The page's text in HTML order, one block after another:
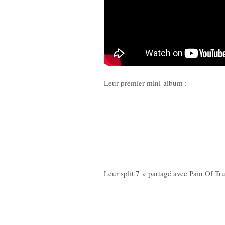
Leur premier mini-album :
Leur split 7 » partagé avec Pain Of